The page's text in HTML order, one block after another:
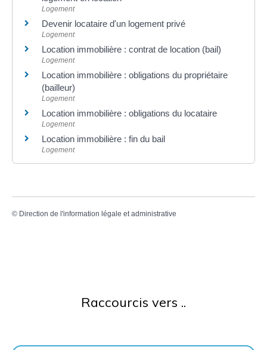
Logement
Devenir locataire d'un logement privé
Logement
Location immobilière : contrat de location (bail)
Logement
Location immobilière : obligations du propriétaire
(bailleur)
Logement
Location immobilière : obligations du locataire
Logement
Location immobilière : fin du bail
Logement
© Direction de l'information légale et administrative
Raccourcis vers ..